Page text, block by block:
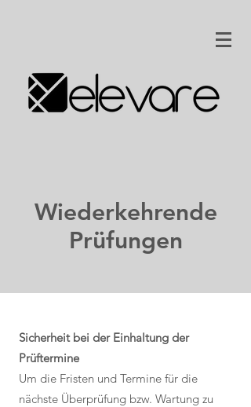
Wiederkehrende
Prüfungen
Sicherheit bei der Einhaltung der
Prüftermine
Um die Fristen und Termine für die
nächste Überprüfung bzw. Wartung zu